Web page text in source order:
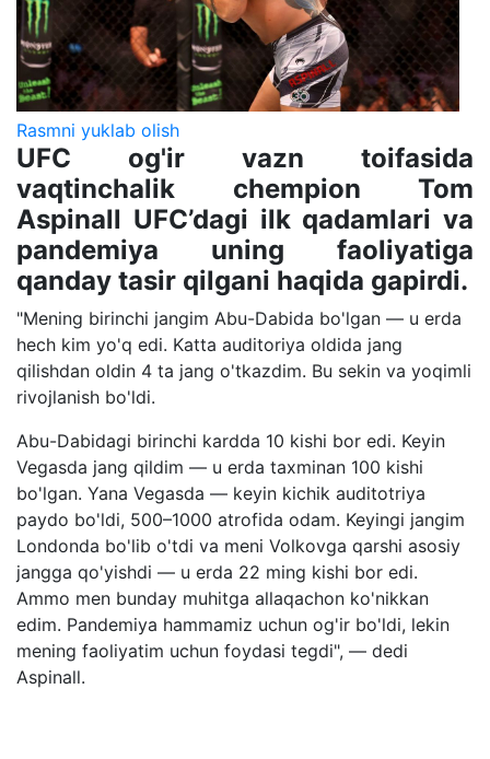
Rasmni yuklab olish
UFC og'ir vazn toifasida
vaqtinchalik chempion Tom
Aspinall UFC’dagi ilk qadamlari va
pandemiya uning faoliyatiga
qanday tasir qilgani haqida gapirdi.
"Mening birinchi jangim Abu-Dabida bo'lgan — u erda
hech kim yo'q edi. Katta auditoriya oldida jang
qilishdan oldin 4 ta jang o'tkazdim. Bu sekin va yoqimli
rivojlanish bo'ldi.
Abu-Dabidagi birinchi kardda 10 kishi bor edi. Keyin
Vegasda jang qildim — u erda taxminan 100 kishi
bo'lgan. Yana Vegasda — keyin kichik auditotriya
paydo bo'ldi, 500–1000 atrofida odam. Keyingi jangim
Londonda bo'lib o'tdi va meni Volkovga qarshi asosiy
jangga qo'yishdi — u erda 22 ming kishi bor edi.
Ammo men bunday muhitga allaqachon ko'nikkan
edim. Pandemiya hammamiz uchun og'ir bo'ldi, lekin
mening faoliyatim uchun foydasi tegdi", — dedi
Aspinall.